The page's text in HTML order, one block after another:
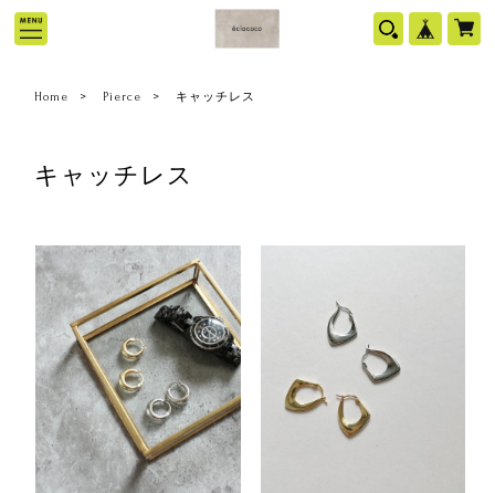
Home Pierce キャッチレス
キャッチレス